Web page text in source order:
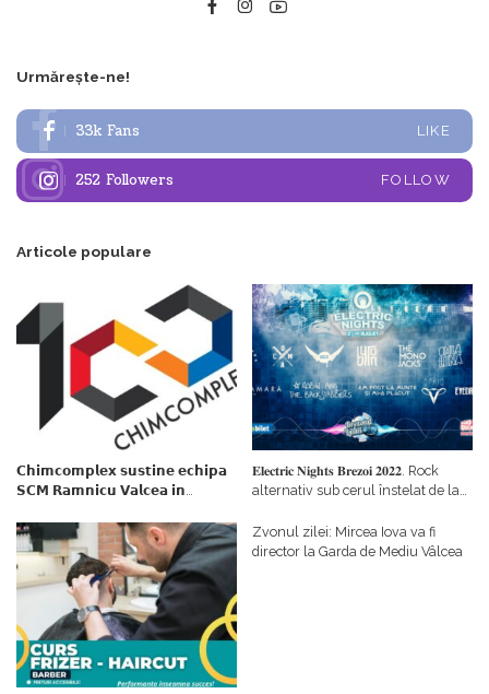
Urmărește-ne!
33k Fans LIKE
252 Followers FOLLOW
Articole populare
𝗖𝗵𝗶𝗺𝗰𝗼𝗺𝗽𝗹𝗲𝘅 𝘀𝘂𝘀𝘁𝗶𝗻𝗲 𝗲𝗰𝗵𝗶𝗽𝗮
𝗦𝗖𝗠 𝗥𝗮𝗺𝗻𝗶𝗰𝘂 𝗩𝗮𝗹𝗰𝗲𝗮 𝗶𝗻
𝗳𝗶𝗻𝗮𝗻𝘁𝗮𝘁𝗼𝗿
𝐄𝐥𝐞𝐜𝐭𝐫𝐢𝐜 𝐍𝐢𝐠𝐡𝐭𝐬 𝐁𝐫𝐞𝐳𝐨𝐢 𝟐𝟎𝟐𝟐. Rock
alternativ sub cerul înstelat de la
Zvonul zilei: Mircea Iova va fi
director la Garda de Mediu Vâlcea